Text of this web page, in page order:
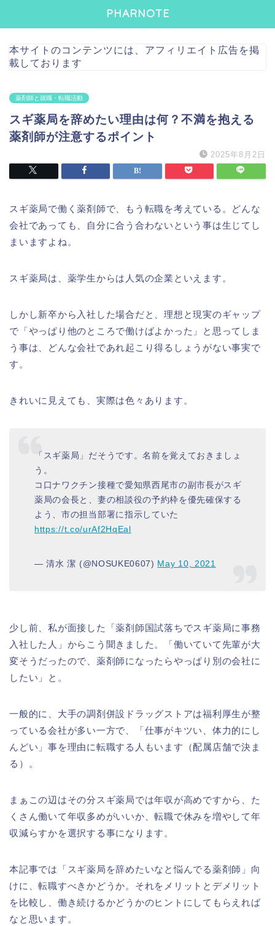
PHARNOTE
本サイトのコンテンツには、アフィリエイト広告を掲
載しております
薬剤師と就職・転職活動
スギ薬局を辞めたい理由は何？不満を抱える
薬剤師が注意するポイント
2025年8月2日
スギ薬局で働く薬剤師で、もう転職を考えている。どんな
会社であっても、自分に合う合わないという事は生じてし
まいますよね。
スギ薬局は、薬学生からは人気の企業といえます。
しかし新卒から入社した場合だと、理想と現実のギャップ
で「やっぱり他のところで働けばよかった」と思ってしま
う事は、どんな会社であれ起こり得るしょうがない事実で
す。
きれいに見えても、実際は色々あります。
「スギ薬局」だそうです。名前を覚えておきましょ
う。
コ口ナワクチン接種で愛知県西尾市の副市長がスギ
薬局の会長と、妻の相談役の予約枠を優先確保する
よう、市の担当部署に指示していた
https://t.co/urAf2HqEal
— 清水 潔 (@NOSUKE0607) May 10, 2021
少し前、私が面接した「薬剤師国試落ちでスギ薬局に事務
入社した人」からこう聞きました。「働いていて先輩が大
変そうだったので、薬剤師になったらやっぱり別の会社に
したい」と。
一般的に、大手の調剤併設ドラッグストアは福利厚生が整
っている会社が多い一方で、「仕事がキツい、体力的にし
んどい」事を理由に転職する人もいます（配属店舗で決ま
る）。
まぁこの辺はその分スギ薬局では年収が高めですから、た
くさん働いて年収多めがいいか、転職で休みを増やして年
収減らすかを選択する事になります。
本記事では「スギ薬局を辞めたいなと悩んでる薬剤師」向
けに、転職すべきかどうか。それをメリットとデメリット
を比較し、働き続けるかどうかのヒントにしてもらえれば
なと思います。